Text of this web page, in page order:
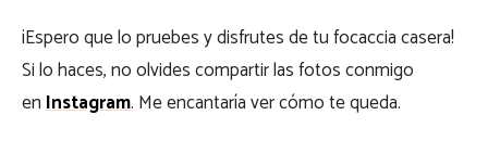
¡Espero que lo pruebes y disfrutes de tu focaccia casera!
Si lo haces, no olvides compartir las fotos conmigo
enInstagram. Me encantaría ver cómo te queda.